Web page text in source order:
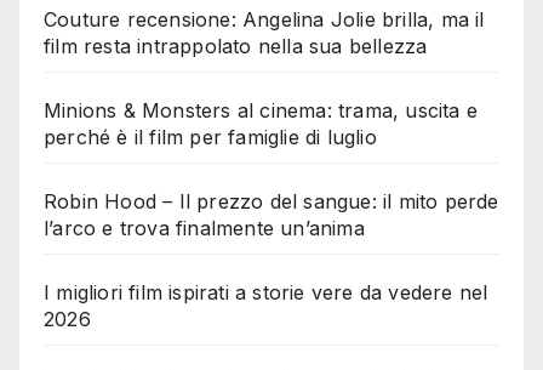
Couture recensione: Angelina Jolie brilla, ma il
film resta intrappolato nella sua bellezza
Minions & Monsters al cinema: trama, uscita e
perché è il film per famiglie di luglio
Robin Hood – Il prezzo del sangue: il mito perde
l’arco e trova finalmente un’anima
I migliori film ispirati a storie vere da vedere nel
2026